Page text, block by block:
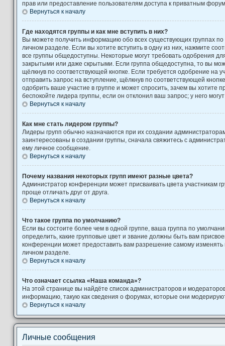
прав или предоставление пользователям доступа к приватным
Вернуться к началу
Где находятся группы и как мне вступить в них?
Вы можете получить информацию обо всех существующих группах
личном разделе. Если вы хотите вступить в одну из них, нажмите
все группы общедоступны. Некоторые могут требовать одобрения
закрытыми или даже скрытыми. Если группа общедоступна, то вы
щёлкнув по соответствующей кнопке. Если требуется одобрение на
отправить запрос на вступление, щёлкнув по соответствующей
одобрить ваше участие в группе и может спросить, зачем вы хотите
беспокойте лидера группы, если он отклонил ваш запрос; у него
Вернуться к началу
Как мне стать лидером группы?
Лидеры групп обычно назначаются при их создании
заинтересованы в создании группы, сначала свяжитесь с
ему личное сообщение.
Вернуться к началу
Почему названия некоторых групп имеют разные цвета?
Администратор конференции может присваивать цвета участникам
проще отличать друг от друга.
Вернуться к началу
Что такое группа по умолчанию?
Если вы состоите более чем в одной группе, ваша группа по
определить, какие групповые цвет и звание должны быть вам
конференции может предоставить вам разрешение самому изменять
личном разделе.
Вернуться к началу
Что означает ссылка «Наша команда»?
На этой странице вы найдёте список администраторов и
информацию, такую как сведения о форумах, которые они
Вернуться к началу
Личные сообщения